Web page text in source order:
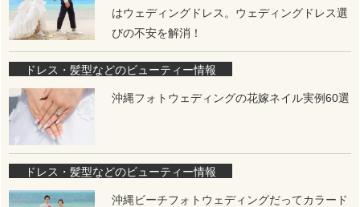
はウェディングドレス。ウェディングドレス選
びの不安を解消！
ドレス・髪型などのビューティー情報
沖縄フォトウェディングの花嫁ネイル実例60選
ドレス・髪型などのビューティー情報
沖縄ビーチフォトウェディングだってカラード